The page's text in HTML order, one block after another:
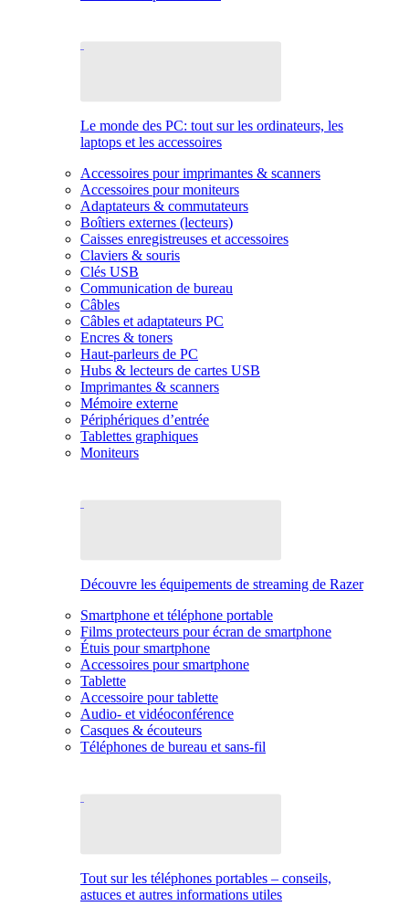
Le monde des PC: tout sur les ordinateurs, les
laptops et les accessoires
Accessoires pour imprimantes & scanners
Accessoires pour moniteurs
Adaptateurs & commutateurs
Boîtiers externes (lecteurs)
Caisses enregistreuses et accessoires
Claviers & souris
Clés USB
Communication de bureau
Câbles
Câbles et adaptateurs PC
Encres & toners
Haut-parleurs de PC
Hubs & lecteurs de cartes USB
Imprimantes & scanners
Mémoire externe
Périphériques d’entrée
Tablettes graphiques
Moniteurs
Découvre les équipements de streaming de Razer
Smartphone et téléphone portable
Films protecteurs pour écran de smartphone
Étuis pour smartphone
Accessoires pour smartphone
Tablette
Accessoire pour tablette
Audio- et vidéoconférence
Casques & écouteurs
Téléphones de bureau et sans-fil
Tout sur les téléphones portables – conseils,
astuces et autres informations utiles